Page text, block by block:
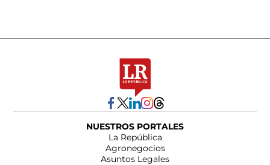
NUESTROS PORTALES
La República
Agronegocios
Asuntos Legales